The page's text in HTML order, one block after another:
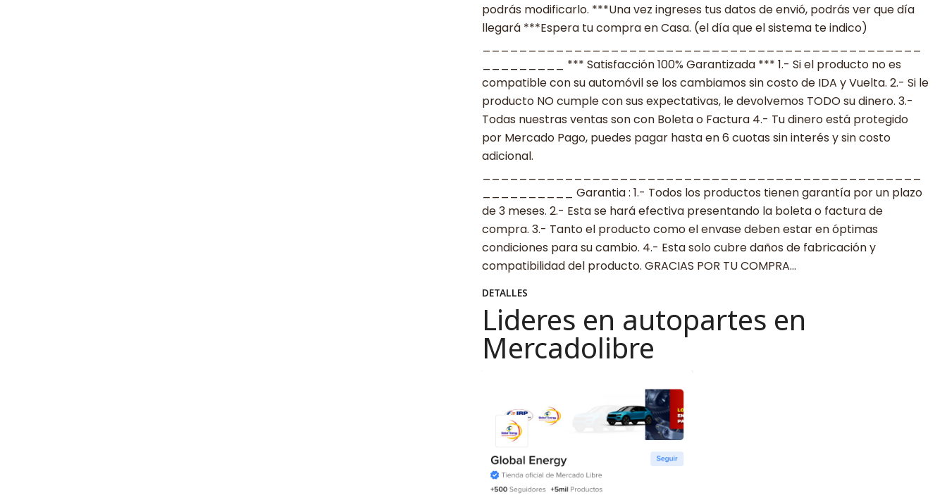
podrás modificarlo. ***Una vez ingreses tus datos de envió, podrás ver que día
llegará ***Espera tu compra en Casa. (el día que el sistema te indico)
_________ *** Satisfacción 100% Garantizada *** 1.- Si el producto no es
compatible con su automóvil se los cambiamos sin costo de IDA y Vuelta. 2.- Si le
producto NO cumple con sus expectativas, le devolvemos TODO su dinero. 3.-
Todas nuestras ventas son con Boleta o Factura 4.- Tu dinero está protegido
por Mercado Pago, puedes pagar hasta en 6 cuotas sin interés y sin costo
adicional.
__________ Garantia : 1.- Todos los productos tienen garantía por un plazo
de 3 meses. 2.- Esta se hará efectiva presentando la boleta o factura de
compra. 3.- Tanto el producto como el envase deben estar en óptimas
condiciones para su cambio. 4.- Esta solo cubre daños de fabricación y
compatibilidad del producto. GRACIAS POR TU COMPRA…
DETALLES
Lideres en autopartes en
Mercadolibre